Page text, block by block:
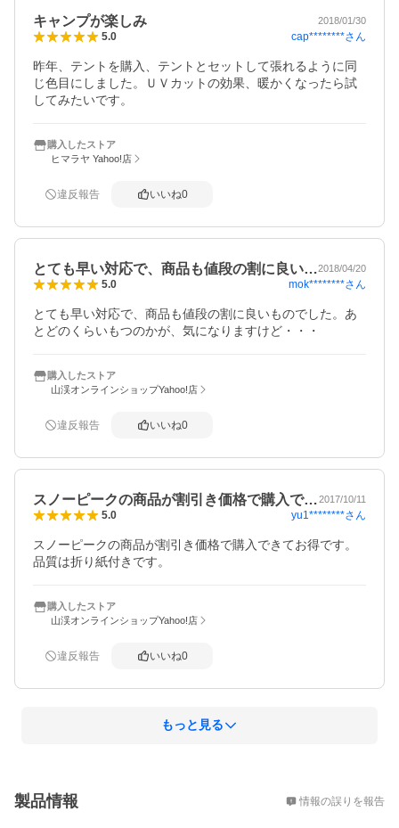
キャンプが楽しみ 2018/01/30
5.0 cap********さん
昨年、テントを購入、テントとセットして張れるように同
じ色目にしました。ＵＶカットの効果、暖かくなったら試
してみたいです。
購入したストア
ヒマラヤ Yahoo!店
違反報告 いいね0
とても早い対応で、商品も値段の割に良い…2018/04/20
5.0 mok********さん
とても早い対応で、商品も値段の割に良いものでした。あ
とどのくらいもつのかが、気になりますけど・・・
購入したストア
山渓オンラインショップYahoo!店
違反報告 いいね0
スノーピークの商品が割引き価格で購入で…2017/10/11
5.0 yu1********さん
スノーピークの商品が割引き価格で購入できてお得です。
品質は折り紙付きです。
購入したストア
山渓オンラインショップYahoo!店
違反報告 いいね0
もっと見る
製品情報 情報の誤りを報告